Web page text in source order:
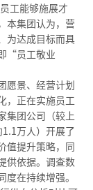
工能够施展才
本集团认为，营
为达成目标而具
“员工敬业
愿景、经营计划
，正在实施员工
集团公司（较上
万人）开展了
值提升策略，同
供依据。调查数
在持续增强。